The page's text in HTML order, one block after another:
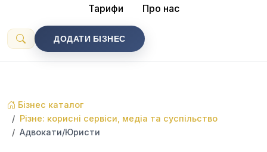
Тарифи Про нас
ДОДАТИ БІЗНЕС
Бізнес каталог
Різне: корисні сервіси, медіа та суспільство
Адвокати/Юристи